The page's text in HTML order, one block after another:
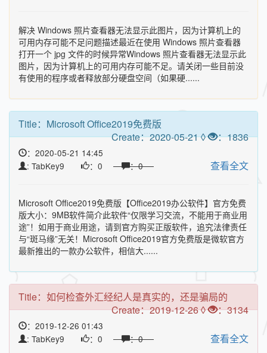
解决 Windows 照片查看器无法显示此图片，因为计算机上的
可用内存可能不足问题描述最近在使用 Windows 照片查看器
打开一个 jpg 文件的时候异常Windows 照片查看器无法显示此
图片，因为计算机上的可用内存可能不足。请关闭一些目前没
有使用的程序或者释放部分硬盘空间（如果硬......
Title： Microsoft Office2019免费版
Create：2020-05-21 ◊
：1836
：2020-05-21 14:45
: TabKey9
：0 ：0 查看全文
Microsoft Office2019免费版【Office2019办公软件】官方免费
版大小：9MB软件简介此软件“仅限学习交流，不能用于商业用
途”！如用于商业用途，请到官方购买正版软件，追究法律责任
与“斑马缘”无关！Microsoft Office2019官方免费版是微软官方
最新推出的一款办公软件，相信大......
Title： 如何检查外汇经纪人是真实的，还是骗局的
Create：2019-12-26 ◊
：3134
：2019-12-26 01:43
: TabKey9
：0 ：0 查看全文